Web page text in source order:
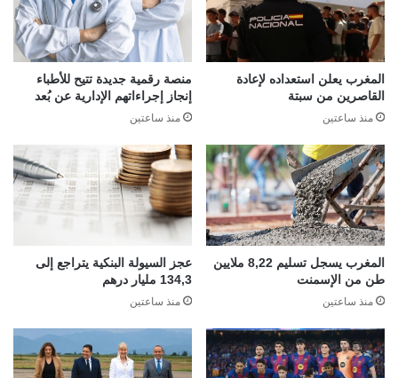
المغرب يعلن استعداده لإعادة
القاصرين من سبتة
منذ ساعتين
منصة رقمية جديدة تتيح للأطباء
إنجاز إجراءاتهم الإدارية عن بُعد
منذ ساعتين
المغرب يسجل تسليم 8,22 ملايين
طن من الإسمنت
منذ ساعتين
عجز السيولة البنكية يتراجع إلى
134,3 مليار درهم
منذ ساعتين